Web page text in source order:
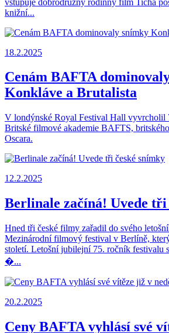
knižní...
18.2.2025
Cenám BAFTA
Konkláve a Brutalista
V londýnské Royal Festival Hall vyvrcholil
Britské filmové akademie BAFTS,
Oscara.
12.2.2025
Berlinale začíná! Uvede tři
Hned tři české filmy zařadil do svého
Mezinárodní filmový festival v Berlíně,
století. Letošní jubilejní 75. ročník festivalu
�...
20.2.2025
Ceny BAFTA vyhlásí své